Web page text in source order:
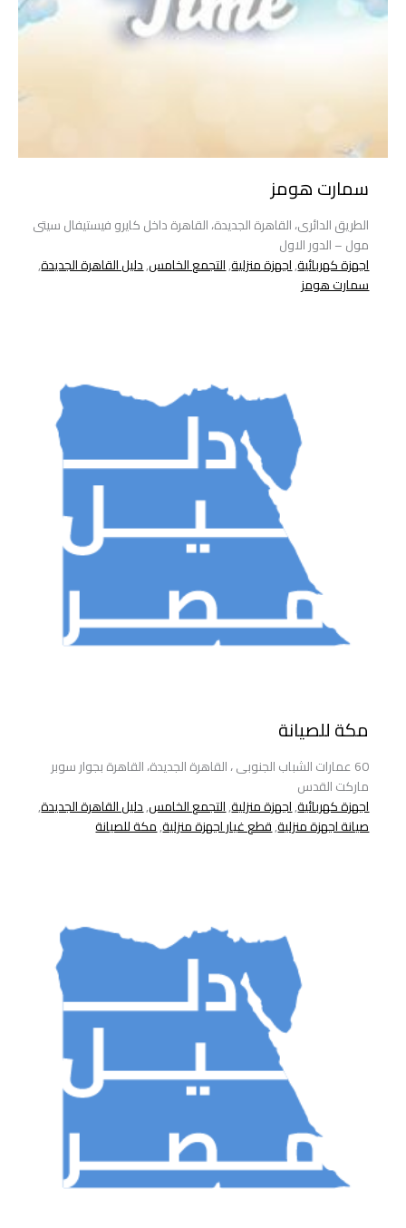
سمارت هومز
الطريق الدائرى، القاهرة الجديدة، القاهرة داخل كايرو فيستيفال سيتى
مول – الدور الاول
اجهزة كهربائية,اجهزة منزلية,التجمع الخامس,دليل القاهرة الجديدة,
سمارت هومز
مكة للصيانة
60 عمارات الشباب الجنوبى ، القاهرة الجديدة، القاهرة بجوار سوبر
ماركت القدس
اجهزة كهربائية,اجهزة منزلية,التجمع الخامس,دليل القاهرة الجديدة,
صيانة اجهزة منزلية,قطع غيار اجهزة منزلية,مكة للصيانة